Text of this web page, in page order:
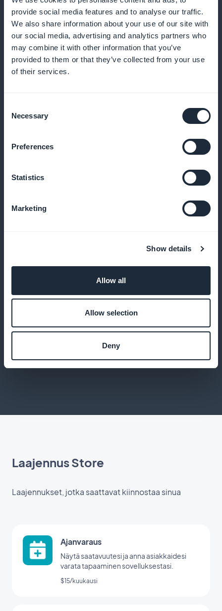
provide social media features and to analyse our traffic.
We also share information about your use of our site with
our social media, advertising and analytics partners who
may combine it with other information that you’ve
provided to them or that they’ve collected from your use
of their services.
Selection
Necessary
Preferences
Statistics
Marketing
Show details
Allow all
Allow selection
Deny
varauksiin
Kanta-asiakasohjelma asiakkaillesi
Palkitse uskollisia asiakkaitasi ainutlaatuisilla eduilla
Palvelun suorituskyvyn analysointi
asiakkaidemme tarpeiden ymmärtämiseen
Optimaalinen käyttäjäkokemus
Laajennus Store
Laajennukset, jotka saattavat kiinnostaa sinua
Ajanvaraus
Näytä saatavuutesi ja anna asiakkaidesi
varata tapaaminen sovelluksestasi.
$15/kuukausi